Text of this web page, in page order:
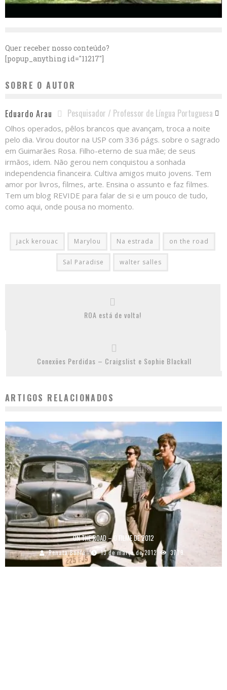
Quer receber nosso conteúdo?
[popup_anything id="11217"]
SOBRE O AUTOR
Eduardo Arau Pesquisador / Professor de Língua Portuguesa
Olhos operados, pêlos brancos que avançam, troca a noite
pelo dia. Virou doutor na USP com 336 págs. sobre o sagrado
em Guimarães Rosa. Filho-eterno de sua mãe; de seus
irmãos, idem. Não gerou nem conquistou a sonhada
independencia financeira. Cultiva amigos muito jovens. Tem
amor por livros, filmes, arte. Ensina o assunto e faz filmes.
Tem um blog REVIDE para falar de si e um pouco de tudo,
como aqui, onde pousa no momento.
jack kerouac Marylou Na estrada on the road
Sal Paradise walter salles
ROA está de volta!
Conexões Perdidas – Craigslist e Sophie Blackall
ARTIGOS RELACIONADOS
ON THE ROAD – O FILME DE 2012
Renata Bonfá 13 de março de 2012 3779